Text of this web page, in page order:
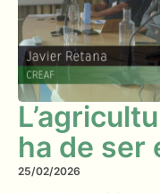
ha de ser
25/02/2026